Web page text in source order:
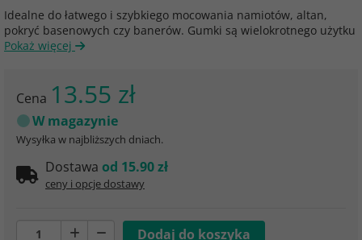
Idealne do łatwego i szybkiego mocowania namiotów, altan,
pokryć basenowych czy banerów. Gumki są wielokrotnego użytku
Pokaż więcej
Cena 13.55 zł
W magazynie
Wysyłka w najbliższych dniach.
Dostawa od 15.90 zł
ceny i opcje dostawy